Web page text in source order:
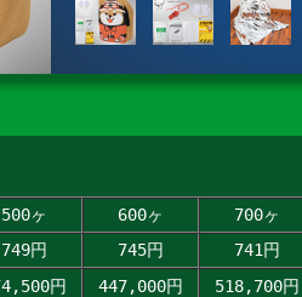
500ヶ 600ヶ 700ヶ
749円 745円 741円
円 447,000円 518,700円